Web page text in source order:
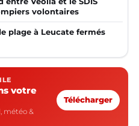
volontaires
plage à Leucate fermés
votre
météo &
Télécharger